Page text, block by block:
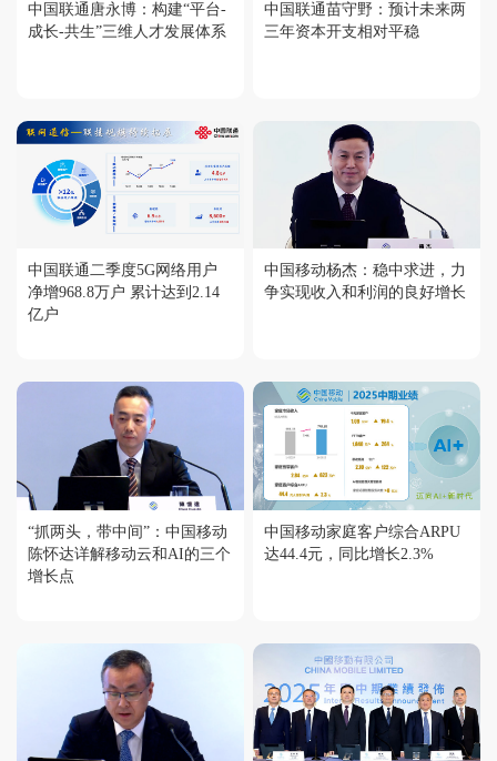
中国联通唐永博：构建“平台-
成长-共生”三维人才发展体系
中国联通苗守野：预计未来两
三年资本开支相对平稳
中国联通二季度5G网络用户
净增968.8万户 累计达到2.14
亿户
中国移动杨杰：稳中求进，力
争实现收入和利润的良好增长
“抓两头，带中间”：中国移动
陈怀达详解移动云和AI的三个
增长点
中国移动家庭客户综合ARPU
达44.4元，同比增长2.3%